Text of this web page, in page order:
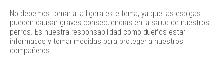
No debemos tomar a la ligera este tema, ya que las espigas
pueden causar graves consecuencias en la salud de nuestros
perros. Es nuestra responsabilidad como dueños estar
informados y tomar medidas para proteger a nuestros
compañeros.